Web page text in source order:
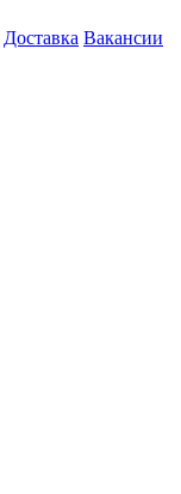
Доставка Вакансии